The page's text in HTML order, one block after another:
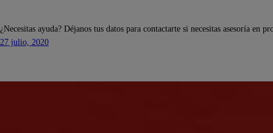
¿Necesitas ayuda? Déjanos tus datos para contactarte si necesitas asesoría en
27 julio, 2020